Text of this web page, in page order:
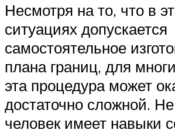
Несмотря на то, что в
ситуациях допускается
самостоятельное
плана границ, для
эта процедура может
достаточно сложной.
человек имеет навыки